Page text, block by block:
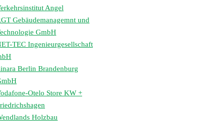
Angel
Gebäudemanagemnt und
GmbH
TEC Ingenieurgesellschaft
Berlin Brandenburg
Otelo Store KW +
Holzbau